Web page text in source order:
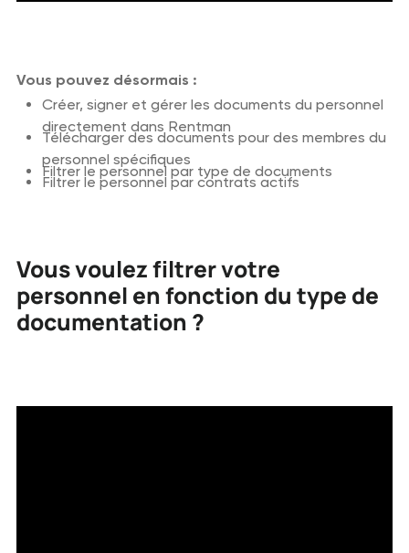
Vous pouvez désormais :
Créer, signer et gérer les documents du personnel
directement dans Rentman
Télécharger des documents pour des membres du
personnel spécifiques
Filtrer le personnel par type de documents
Filtrer le personnel par contrats actifs
Vous voulez filtrer votre
personnel en fonction du type de
documentation ?